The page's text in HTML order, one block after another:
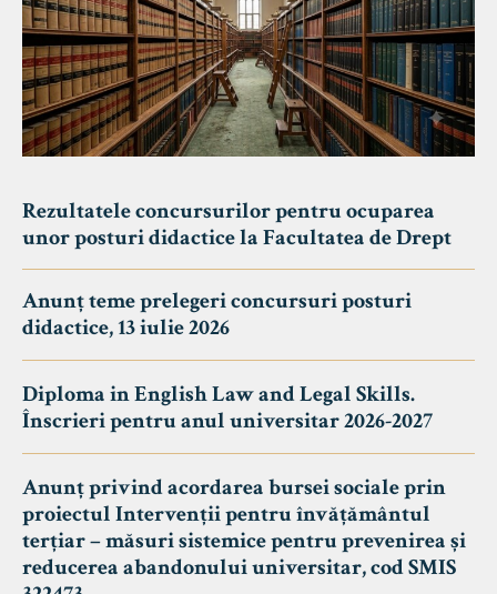
Rezultatele concursurilor pentru ocuparea
unor posturi didactice la Facultatea de Drept
Anunț teme prelegeri concursuri posturi
didactice, 13 iulie 2026
Diploma in English Law and Legal Skills.
Înscrieri pentru anul universitar 2026-2027
Anunț privind acordarea bursei sociale prin
proiectul Intervenții pentru învățământul
terțiar – măsuri sistemice pentru prevenirea și
reducerea abandonului universitar, cod SMIS